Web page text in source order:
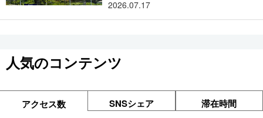
2026.07.17
人気のコンテンツ
アクセス数 SNSシェア 滞在時間